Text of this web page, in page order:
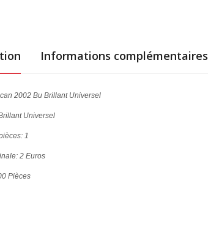
Informations complémentaires
2002 Bu Brillant Universel
Universel
1
2 Euros
Pièces